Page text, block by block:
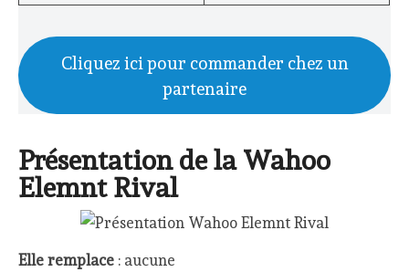
Cliquez ici pour commander chez un
partenaire
Présentation de la Wahoo
Elemnt Rival
Elle remplace : aucune